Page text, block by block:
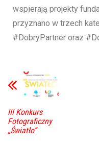
wspierają projekty
przyznano w trzech
#DobryPartner oraz
III Konkurs
Fotograficzny
„Światło”